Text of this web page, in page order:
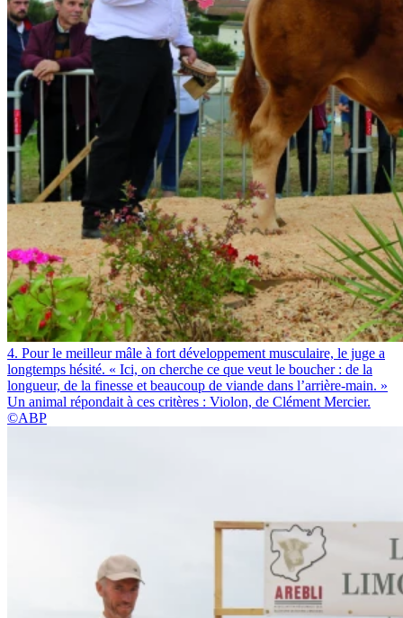
4. Pour le meilleur mâle à fort développement musculaire, le juge a
longtemps hésité. « Ici, on cherche ce que veut le boucher : de la
longueur, de la finesse et beaucoup de viande dans l’arrière-main. »
Un animal répondait à ces critères : Violon, de Clément Mercier.
©ABP